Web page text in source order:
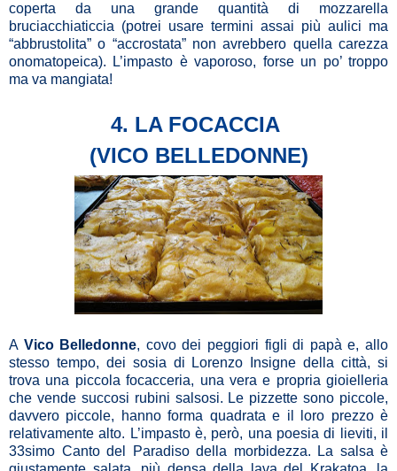
coperta da una grande quantità di mozzarella
bruciacchiaticcia (potrei usare termini assai più aulici ma
“abbrustolita” o “accrostata” non avrebbero quella carezza
onomatopeica). L’impasto è vaporoso, forse un po’ troppo
ma va mangiata!
4. LA FOCACCIA
(VICO BELLEDONNE)
A Vico Belledonne, covo dei peggiori figli di papà e, allo
stesso tempo, dei sosia di Lorenzo Insigne della città, si
trova una piccola focacceria, una vera e propria gioielleria
che vende succosi rubini salsosi. Le pizzette sono piccole,
davvero piccole, hanno forma quadrata e il loro prezzo è
relativamente alto. L’impasto è, però, una poesia di lieviti, il
33simo Canto del Paradiso della morbidezza. La salsa è